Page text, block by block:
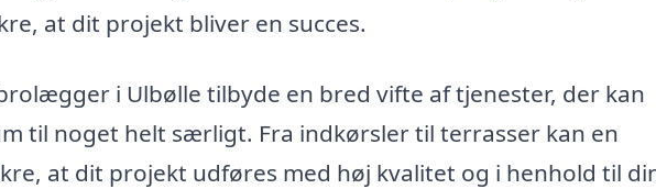
at dit projekt bliver en succes.
i Ulbølle tilbyde en bred vifte af tjenester, der kan
til noget helt særligt. Fra indkørsler til terrasser kan en
at dit projekt udføres med høj kvalitet og i henhold til